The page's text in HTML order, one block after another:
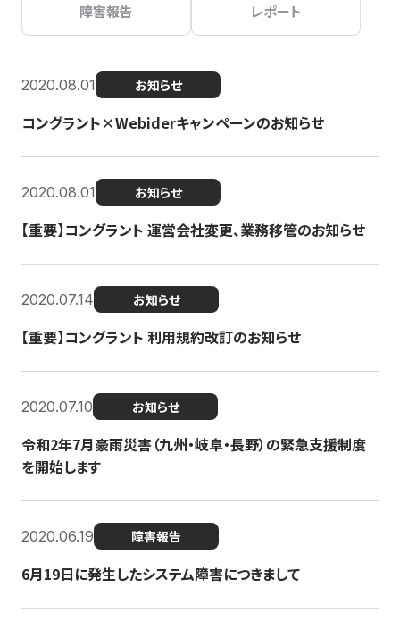
障害報告 レポート
2020.08.01 お知らせ
コングラント×Webiderキャンペーンのお知らせ
2020.08.01 お知らせ
【重要】コングラント 運営会社変更、業務移管のお知らせ
2020.07.14 お知らせ
【重要】コングラント 利用規約改訂のお知らせ
2020.07.10 お知らせ
令和2年7月豪雨災害（九州・岐阜・長野）の緊急支援制度
を開始します
2020.06.19 障害報告
6月19日に発生したシステム障害につきまして